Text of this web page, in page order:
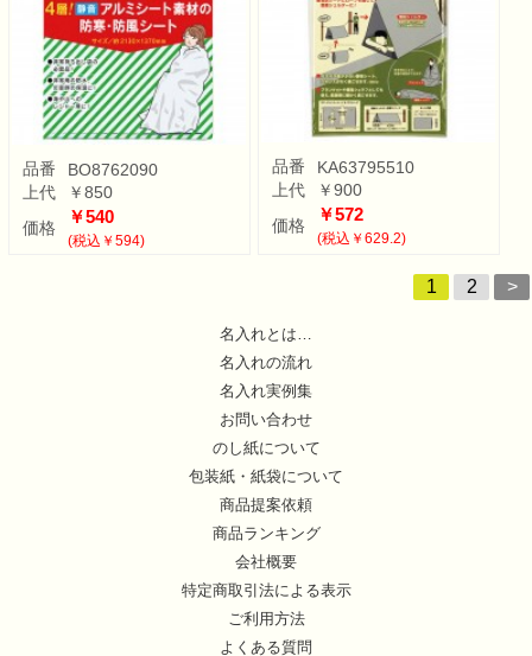
品番
BO8762090
上代
￥850
価格
￥540
(税込￥594)
品番
KA63795510
上代
￥900
価格
￥572
(税込￥629.2)
1 2 >
名入れとは…
名入れの流れ
名入れ実例集
お問い合わせ
のし紙について
包装紙・紙袋について
商品提案依頼
商品ランキング
会社概要
特定商取引法による表示
ご利用方法
よくある質問